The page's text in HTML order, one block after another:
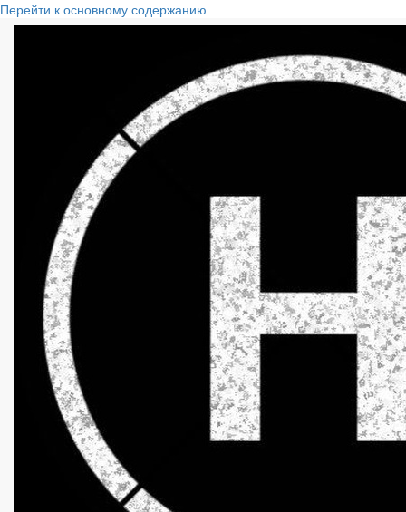
Перейти к основному содержанию